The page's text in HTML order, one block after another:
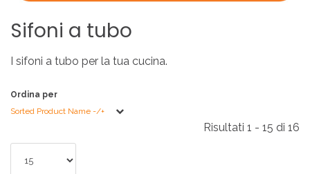
Sifoni a tubo
I sifoni a tubo per la tua cucina.
Ordina per
Sorted Product Name -/+
Risultati 1 - 15 di 16